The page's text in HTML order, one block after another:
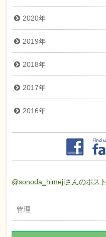
2020年
2019年
2018年
2017年
2016年
@sonoda_himejiさんのポスト
管理